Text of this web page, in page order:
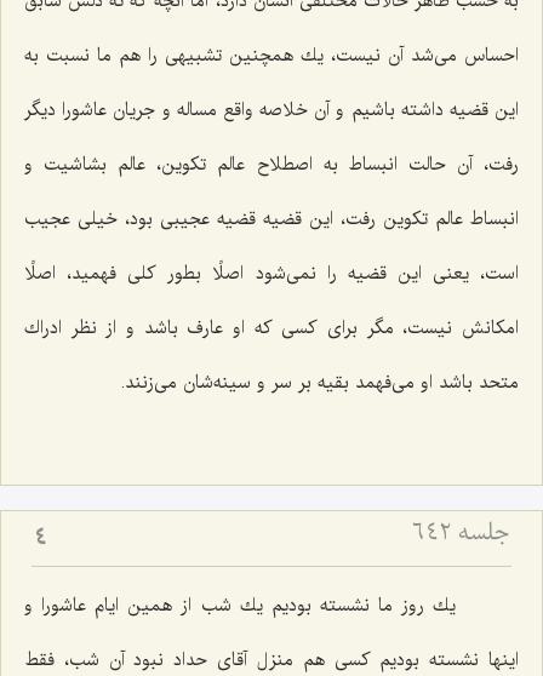
احساس می‌شد آن نیست، یك همچنین تشبیهی را هم ما نسبت به
این قضیه داشته باشیم و آن خلاصه واقع مساله و جریان عاشورا دیگر
رفت، آن حالت انبساط به اصطلاح عالم تكوین، عالم بشاشیت و
انبساط عالم تكوین رفت، این قضیه قضیه عجیبی بود، خیلی عجیب
است، یعنی این قضیه را نمی‌شود اصلًا بطور كلی فهمید، اصلًا
امكانش نیست، مگر برای كسی كه او عارف باشد و از نظر ادراك
متحد باشد او می‌فهمد بقیه بر سر و سینه‌شان می‌زنند.
جلسه ۶۴۲ 4
یك روز ما نشسته بودیم یك شب از همین ایام عاشورا و
اینها نشسته بودیم كسی هم منزل آقای حداد نبود آن شب، فقط